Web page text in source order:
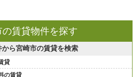
の賃貸物件を探す
から宮崎市の賃貸を検索
貸
の賃貸